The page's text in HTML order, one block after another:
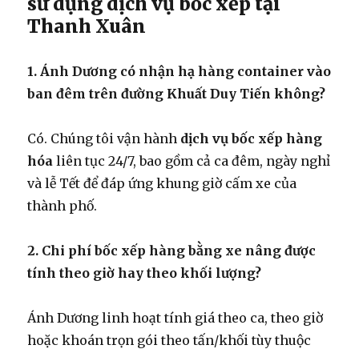
Thanh Xuân
1. Ánh Dương có nhận hạ hàng container vào
ban đêm trên đường Khuất Duy Tiến không?
Có. Chúng tôi vận hành dịch vụ bốc xếp hàng
hóa liên tục 24/7, bao gồm cả ca đêm, ngày nghỉ
và lễ Tết để đáp ứng khung giờ cấm xe của
thành phố.
2. Chi phí bốc xếp hàng bằng xe nâng được
tính theo giờ hay theo khối lượng?
Ánh Dương linh hoạt tính giá theo ca, theo giờ
hoặc khoán trọn gói theo tấn/khối tùy thuộc